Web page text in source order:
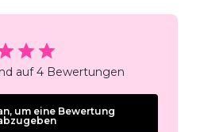
auf 4 Bewertungen
um eine Bewertung